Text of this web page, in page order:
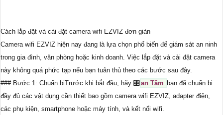
Cách lắp đặt và cài đặt camera wifi EZVIZ đơn giản
Camera wifi EZVIZ hiện nay đang là lựa chọn phổ biến để giám sát an ninh
trong gia đình, văn phòng hoặc kinh doanh. Việc lắp đặt và cài đặt camera
này không quá phức tạp nếu bạn tuân thủ theo các bước sau đây.
### Bước 1: Chuẩn bịTrước khi bắt đầu, hãy 🎛an Tâm bạn đã chuẩn bị
đầy đủ các vật dụng cần thiết bao gồm camera wifi EZVIZ, adapter điện,
các phụ kiện, smartphone hoặc máy tính, và kết nối wifi.